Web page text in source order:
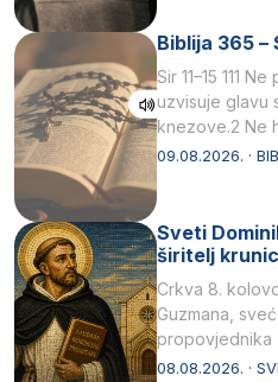
Biblija 365 –
Sir 11–15 111
uzvisuje glavu
knezove.2 Ne
njegovui…
09.08.2026. ·
Sveti
širitelj
Crkva 8.
Guzmana,
propovjednika
Svojim
08.08.2026. ·